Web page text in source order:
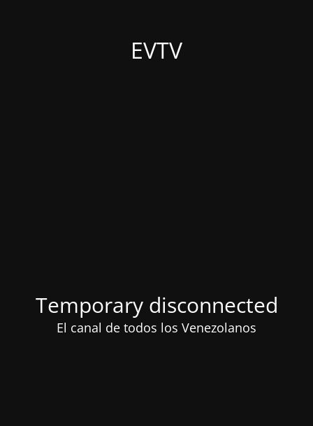
EVTV
Temporary disconnected
El canal de todos los Venezolanos